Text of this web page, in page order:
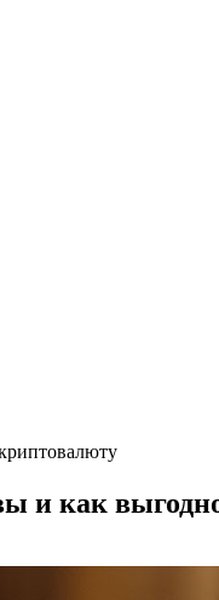
и как